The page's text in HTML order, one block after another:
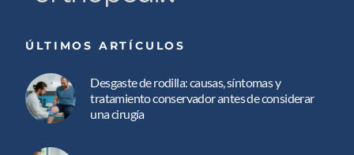
ÚLTIMOS ARTÍCULOS
Desgaste de rodilla: causas, síntomas y
tratamiento conservador antes de considerar
una cirugía